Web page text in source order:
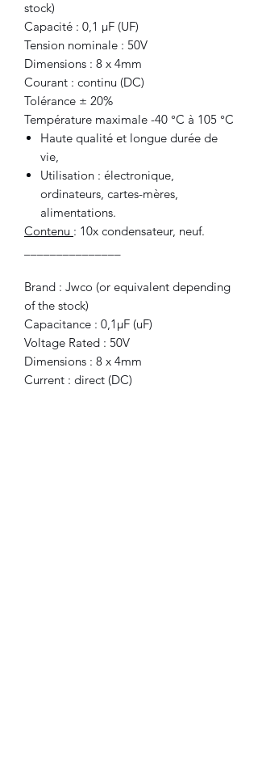
stock)
Capacité : 0,1 μF (UF)
Tension nominale : 50V
Dimensions : 8 x 4mm
Courant : continu (DC)
Tolérance ± 20%
Température maximale -40 °C à 105 °C
Haute qualité et longue durée de
vie,
Utilisation : électronique,
ordinateurs, cartes-mères,
alimentations.
Contenu : 10x condensateur, neuf.
Brand : Jwco (or equivalent depending
of the stock)
Capacitance : 0,1μF (uF)
Voltage Rated : 50V
Dimensions : 8 x 4mm
Current : direct (DC)